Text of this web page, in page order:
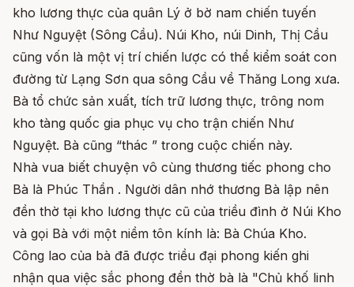
kho lương thực của quân Lý ở bờ nam chiến tuyến
Như Nguyệt (Sông Cầu). Núi Kho, núi Dinh, Thị Cầu
cũng vốn là một vị trí chiến lược có thể kiểm soát con
đường từ Lạng Sơn qua sông Cầu về Thăng Long xưa.
Bà tổ chức sản xuất, tích trữ lương thực, trông nom
kho tàng quốc gia phục vụ cho trận chiến Như
Nguyệt. Bà cũng “thác ” trong cuộc chiến này.
Nhà vua biết chuyện vô cùng thương tiếc phong cho
Bà là Phúc Thần . Người dân nhớ thương Bà lập nên
đền thờ tại kho lương thực cũ của triều đình ở Núi Kho
và gọi Bà với một niềm tôn kính là: Bà Chúa Kho.
Công lao của bà đã được triều đại phong kiến ghi
nhận qua việc sắc phong đền thờ bà là "Chủ khố linh